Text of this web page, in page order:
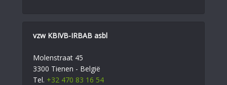
vzw KBIVB-IRBAB asbl
Molenstraat 45
3300 Tienen - België
Tel. +32 470 83 16 54